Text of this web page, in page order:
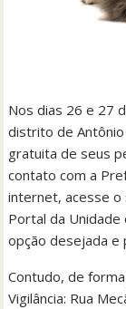
Nos dias 26 e 27
distrito de
gratuita de seus
contato com a
internet, acesse
Portal da Unidade
opção desejada e
Contudo, de
Vigilância: Rua